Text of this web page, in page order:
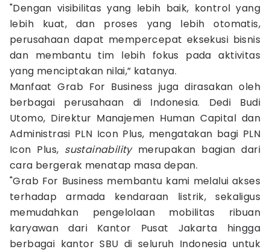
"Dengan visibilitas yang lebih baik, kontrol yang
lebih kuat, dan proses yang lebih otomatis,
perusahaan dapat mempercepat eksekusi bisnis
dan membantu tim lebih fokus pada aktivitas
yang menciptakan nilai,” katanya.
Manfaat Grab For Business juga dirasakan oleh
berbagai perusahaan di Indonesia. Dedi Budi
Utomo, Direktur Manajemen Human Capital dan
Administrasi PLN Icon Plus, mengatakan bagi PLN
Icon Plus, sustainabilitymerupakan bagian dari
cara bergerak menatap masa depan.
"Grab For Business membantu kami melalui akses
terhadap armada kendaraan listrik, sekaligus
memudahkan pengelolaan mobilitas ribuan
karyawan dari Kantor Pusat Jakarta hingga
berbagai kantor SBU di seluruh Indonesia untuk